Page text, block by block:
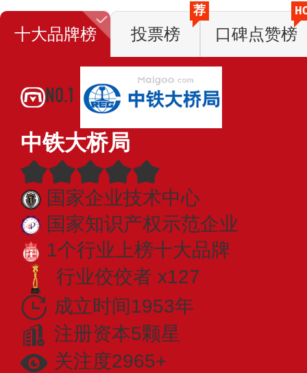
十大品牌榜 投票榜
荐
口碑点赞榜
NO.1
中铁大桥局
国家企业技术中心
国家知识产权示范企业
1个行业上榜十大品牌
行业佼佼者 x127
成立时间1953年
注册资本5颗星
关注度2965+